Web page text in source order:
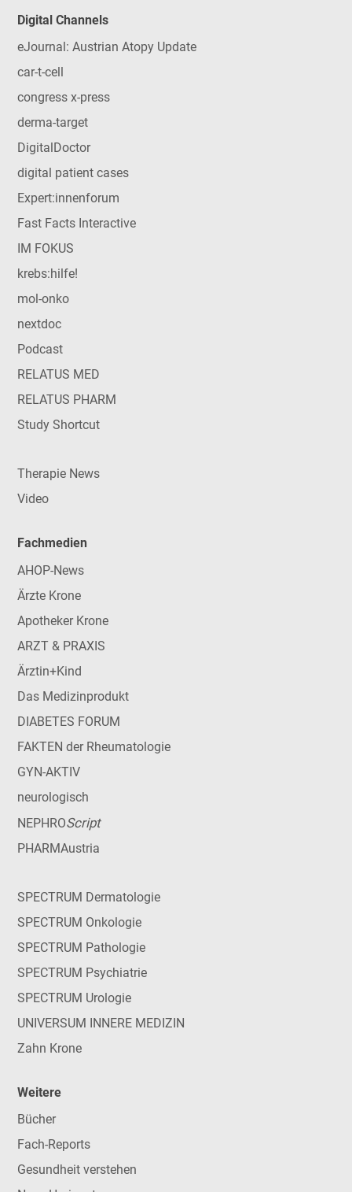
Digital Channels
eJournal: Austrian Atopy Update
car-t-cell
congress x-press
derma-target
DigitalDoctor
digital patient cases
Expert:innenforum
Fast Facts Interactive
IM FOKUS
krebs:hilfe!
mol-onko
nextdoc
Podcast
RELATUS MED
RELATUS PHARM
Study Shortcut
Therapie News
Video
Fachmedien
AHOP-News
Ärzte Krone
Apotheker Krone
ARZT & PRAXIS
Ärztin+Kind
Das Medizinprodukt
DIABETES FORUM
FAKTEN der Rheumatologie
GYN-AKTIV
neurologisch
NEPHROScript
PHARMAustria
SPECTRUM Dermatologie
SPECTRUM Onkologie
SPECTRUM Pathologie
SPECTRUM Psychiatrie
SPECTRUM Urologie
UNIVERSUM INNERE MEDIZIN
Zahn Krone
Weitere
Bücher
Fach-Reports
Gesundheit verstehen